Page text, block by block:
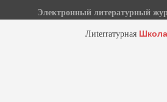
Электронный литературный
Лиterraтурная Школа